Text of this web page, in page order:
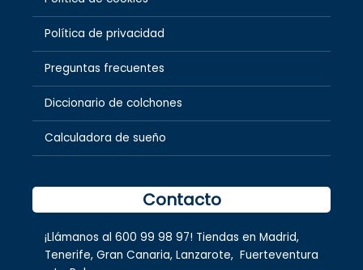
Política de privacidad
Preguntas frecuentes
Diccionario de colchones
Calculadora de sueño
Contacto
¡Llámanos al 600 99 98 97! Tiendas en Madrid,
Tenerife, Gran Canaria, Lanzarote, Fuerteventura